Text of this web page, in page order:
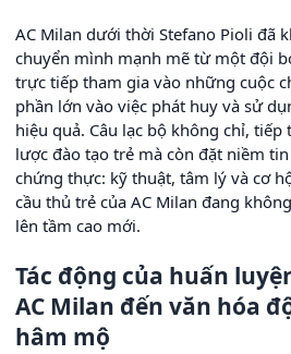
AC Milan dưới thời Stefano Pioli đã
chuyển mình mạnh mẽ từ một đội
trực tiếp tham gia vào những cuộc
phần lớn vào việc phát huy và sử
hiệu quả. Câu lạc bộ không chỉ,
lược đào tạo trẻ mà còn đặt niềm
chứng thực: kỹ thuật, tâm lý và cơ
cầu thủ trẻ của AC Milan đang
lên tầm cao mới.
Tác động của huấn
AC Milan đến văn hóa
hâm mộ